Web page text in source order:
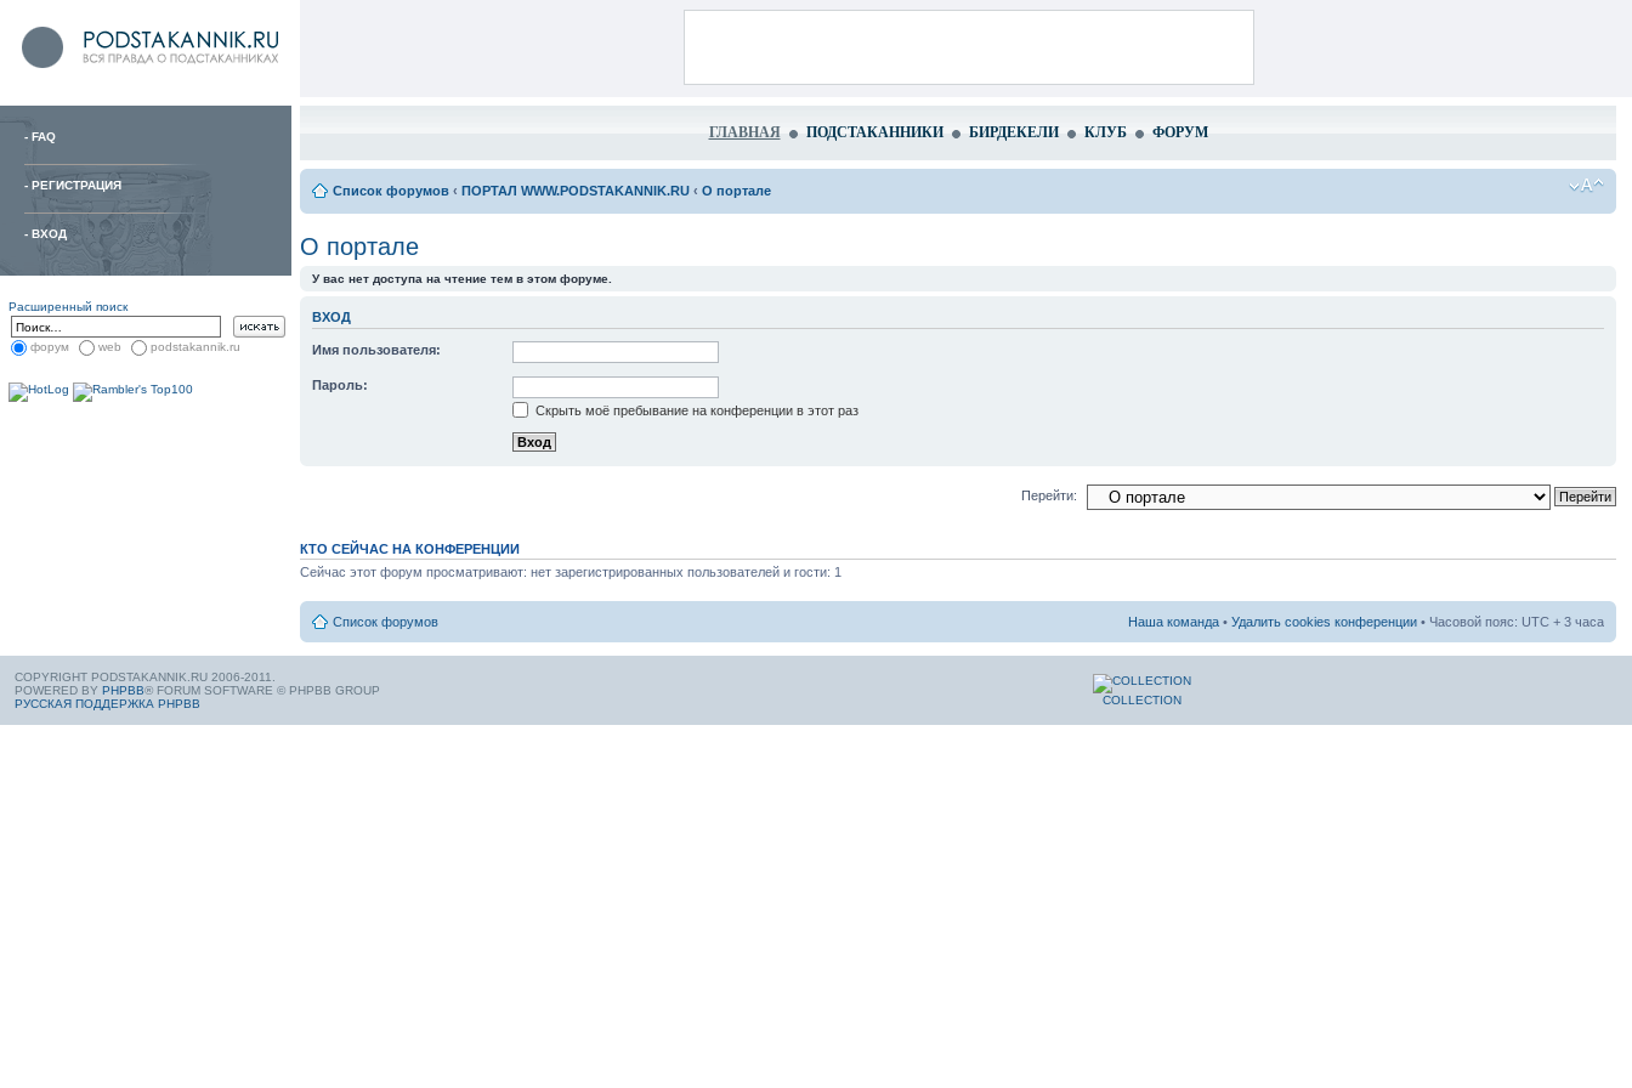
- FAQ
- РЕГИСТРАЦИЯ
- ВХОД
Расширенный поиск
форум web podstakannik.ru
ГЛАВНАЯ ПОДСТАКАННИКИ БИРДЕКЕЛИ КЛУБ ФОРУМ
Список форумов ‹ ПОРТАЛ WWW.PODSTAKANNIK.RU ‹ О портале
О портале
У вас нет доступа на чтение тем в этом форуме.
ВХОД
Имя пользователя:
Пароль:
Скрыть моё пребывание на конференции в этот раз
Перейти:
КТО СЕЙЧАС НА КОНФЕРЕНЦИИ
Сейчас этот форум просматривают: нет зарегистрированных пользователей и гости: 1
Список форумов Наша команда • Удалить cookies конференции • Часовой пояс: UTC + 3 часа
COPYRIGHT PODSTAKANNIK.RU 2006-2011.
POWERED BY PHPBB® FORUM SOFTWARE © PHPBB GROUP
РУССКАЯ ПОДДЕРЖКА PHPBB
COLLECTION